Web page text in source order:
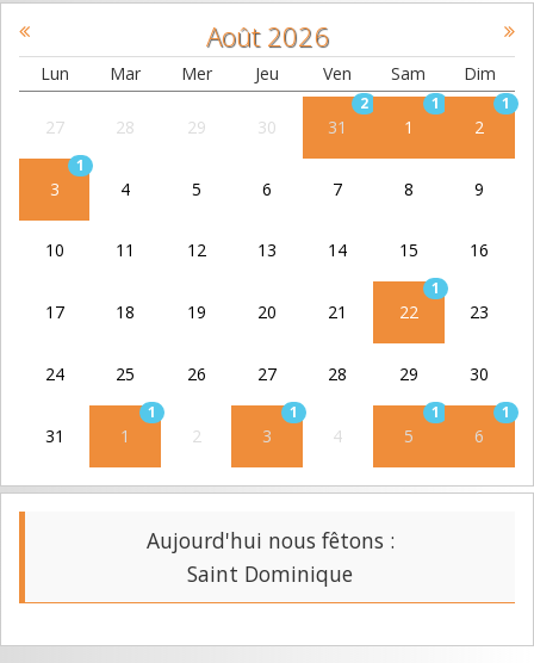
Août 2026
Lun Mar Mer Jeu Ven Sam Dim
27 28 29 30 31
2
1
1
2
1
3
1
4 5 6 7 8 9
10 11 12 13 14 15 16
17 18 19 20 21 22
1
23
24 25 26 27 28 29 30
31 1
1
2 3
1
4 5
1
6
1
Aujourd'hui nous fêtons :
Saint Dominique